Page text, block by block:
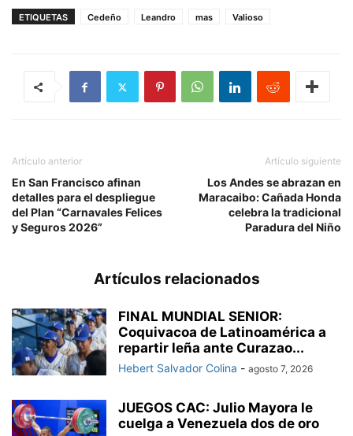
ETIQUETAS Cedeño Leandro mas Valioso
Artículo anterior
En San Francisco afinan
detalles para el despliegue
del Plan “Carnavales Felices
y Seguros 2026”
Artículo siguiente
Los Andes se abrazan en
Maracaibo: Cañada Honda
celebra la tradicional
Paradura del Niño
Artículos relacionados
FINAL MUNDIAL SENIOR:
Coquivacoa de Latinoamérica a
repartir leña ante Curazao...
Hebert Salvador Colina - agosto 7, 2026
JUEGOS CAC: Julio Mayora le
cuelga a Venezuela dos de oro